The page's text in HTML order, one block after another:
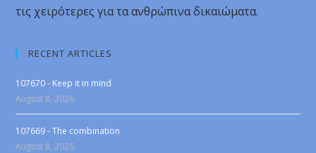
τις χειρότερες για τα ανθρώπινα δικαιώματα.
RECENT ARTICLES
107670 - Keep it in mind
August 8, 2026
107669 - The combination
August 8, 2026